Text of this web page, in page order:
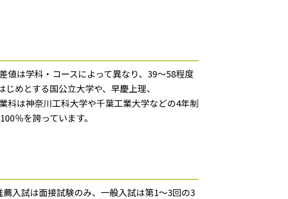
値は学科・コースによって異なり、39～58程度
めとする国公立大学や、早慶上理、
科は神奈川工科大学や千葉工業大学などの4年制
％を誇っています。
入試は面接試験のみ、一般入試は第1～3回の3